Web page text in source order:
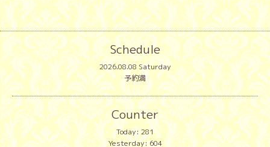
Schedule
2026.08.08 Saturday
予約満
Counter
Today:281
Yesterday:604